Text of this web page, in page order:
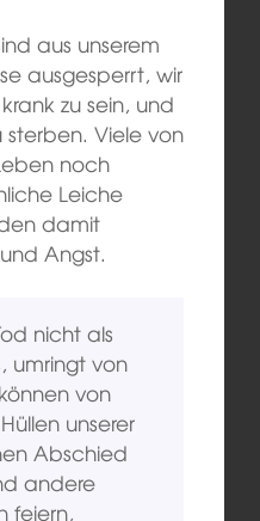
aus unserem
ausgesperrt, wir
zu sein, und
sterben. Viele von
noch
Leiche
damit
Angst.
nicht als
umringt von
von
unserer
Abschied
andere
feiern,